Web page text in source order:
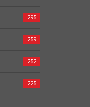
295
259
252
225